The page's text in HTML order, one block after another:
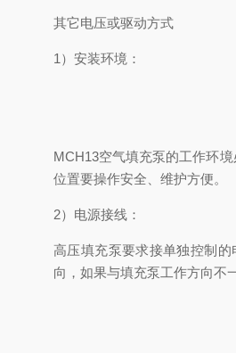
其它电压或驱动方式
1）安装环境：
MCH13空气填充泵的工作环
位置要操作安全、维护方便。
2）电源接线：
高压填充泵要求接单独控制
向，如果与填充泵工作方向不